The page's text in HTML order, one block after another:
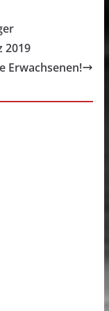
2019
Erwachsenen!